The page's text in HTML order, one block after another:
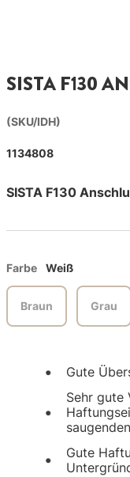
SISTA F130
(SKU/IDH)
1134808
SISTA F130
Farbe Weiß
Braun Grau
Gute
Sehr gute
Gute